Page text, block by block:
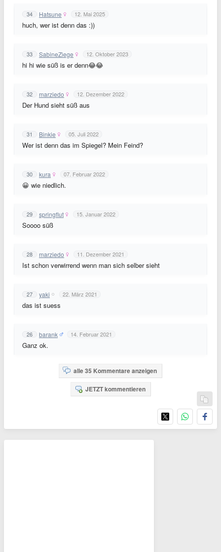
34 Hatsune 12. Mai 2025
huch, wer ist denn das :))
33 SabineZiege 12. Oktober 2023
hi hi wie süß is er denn😂😂
32 marziedo 12. Dezember 2022
Der Hund sieht süß aus
31 Binkie 05. Juli 2022
Wer ist denn das im Spiegel? Mein Feind?
30 kura 07. Februar 2022
😀 wie niedlich.
29 springflut 15. Januar 2022
Soooo süß
28 marziedo 11. Dezember 2021
Ist schon verwirrend wenn man sich selber sieht
27 yaki 22. März 2021
das ist suess
26 barank 14. Februar 2021
Ganz ok.
alle 35 Kommentare anzeigen
JETZT kommentieren